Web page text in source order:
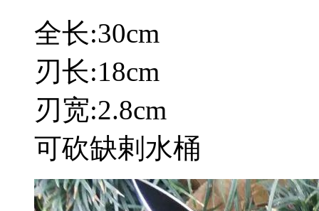
全长:30cm
刃长:18cm
刃宽:2.8cm
可砍缺剌水桶